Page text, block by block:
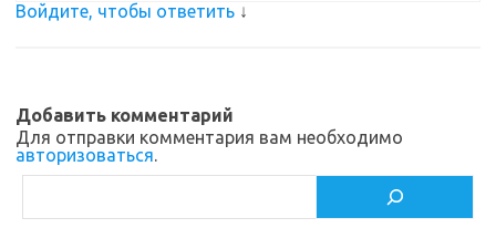
Войдите, чтобы ответить ↓
Добавить комментарий
Для отправки комментария вам необходимо
авторизоваться.